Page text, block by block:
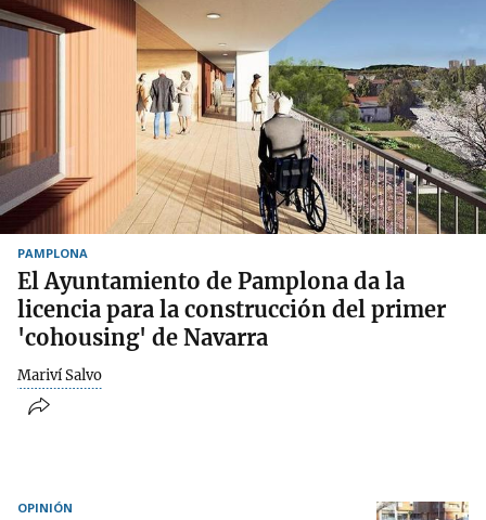
PAMPLONA
El Ayuntamiento de Pamplona da la
licencia para la construcción del primer
'cohousing' de Navarra
Mariví Salvo
OPINIÓN